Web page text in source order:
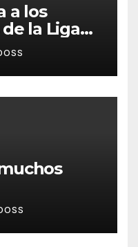
a los
la Liga